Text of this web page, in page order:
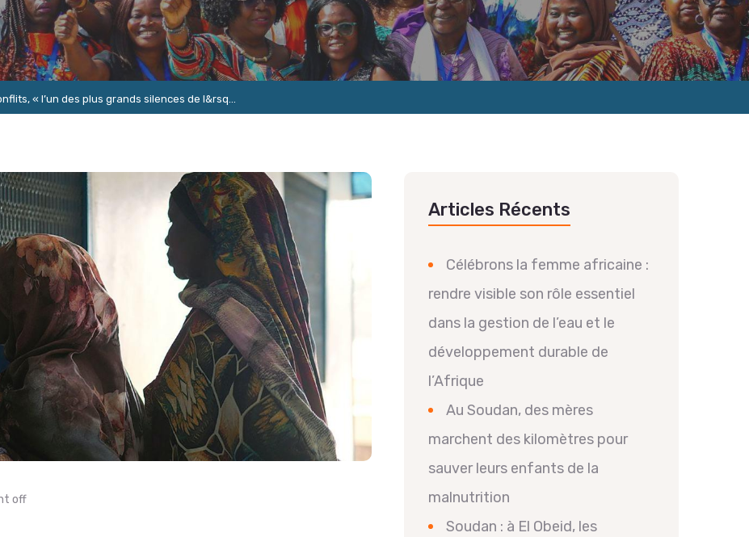
« l’un des plus grands silences de l&rsq...
off
Articles Récents
Célébrons la femme africaine :
rendre visible son rôle essentiel
dans la gestion de l’eau et le
développement durable de
l’Afrique
Au Soudan, des mères
marchent des kilomètres pour
sauver leurs enfants de la
malnutrition
Soudan : à El Obeid, les